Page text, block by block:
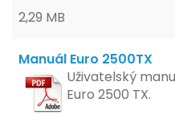
2,29 MB
Manuál Euro 2500TX
Uživatelský
Euro 2500 TX.